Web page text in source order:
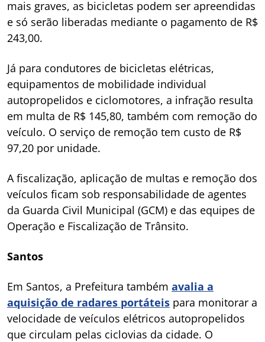
mais graves, as bicicletas podem ser apreendidas
e só serão liberadas mediante o pagamento de R$
243,00.
Já para condutores de bicicletas elétricas,
equipamentos de mobilidade individual
autopropelidos e ciclomotores, a infração resulta
em multa de R$ 145,80, também com remoção do
veículo. O serviço de remoção tem custo de R$
97,20 por unidade.
A fiscalização, aplicação de multas e remoção dos
veículos ficam sob responsabilidade de agentes
da Guarda Civil Municipal (GCM) e das equipes de
Operação e Fiscalização de Trânsito.
Santos
Em Santos, a Prefeitura também avalia a
aquisição de radares portáteis para monitorar a
velocidade de veículos elétricos autopropelidos
que circulam pelas ciclovias da cidade. O